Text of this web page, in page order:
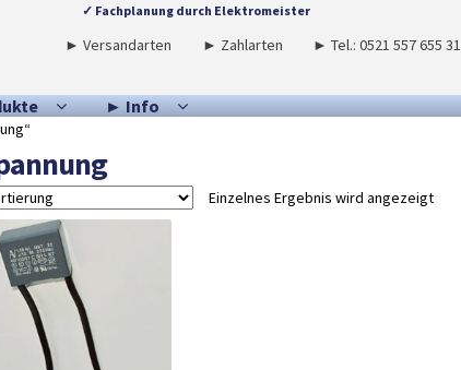
✓ Fachplanung durch Elektromeister
► Versandarten ► Zahlarten ► Tel.: 0521 557 655 31
► Info
Einzelnes Ergebnis wird angezeigt